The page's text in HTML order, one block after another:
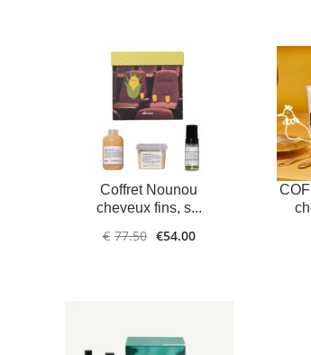
Coffret Nounou
cheveux fins, s...
€ 77.50 €54.00
AJOUTER
AU PANIER
PLUS